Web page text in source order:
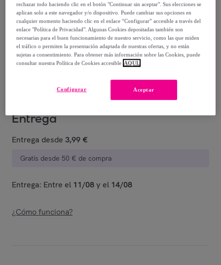
15,95 €
44, €
-64%
Vendido porFina Ejerique
Entrega
Entrega desde 3,99 €
Gratis desde 50 € de compra
Entrega: Entre el 11/08y el 14/08
¿Cómo funciona?
rechazar todo haciendo clic en el botón "Continuar sin aceptar". Sus elecciones se
aplican solo a este navegador y/o dispositivo. Puede cambiar sus opciones en
cualquier momento haciendo clic en el enlace “Configurar” accesible a través del
enlace "Política de Privacidad". Algunas Cookies depositadas también son
necesarias para el buen funcionamiento de nuestro servicio, como las que miden
el tráfico o permiten la presentación adaptada de nuestras ofertas, y no están
sujetas a consentimiento. Para obtener más información sobre las Cookies, puede
consultar nuestra Política de Cookies accesible AQUÍ.
Aceptar
Configurar